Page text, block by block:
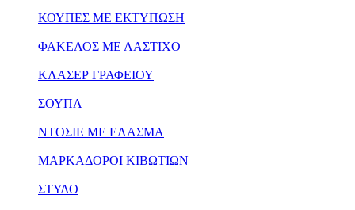
ΚΟΥΠΕΣ ΜΕ ΕΚΤΥΠΩΣΗ
ΦΑΚΕΛΟΣ ΜΕ ΛΑΣΤΙΧΟ
ΚΛΑΣΕΡ ΓΡΑΦΕΙΟΥ
ΣΟΥΠΛ
ΝΤΟΣΙΕ ΜΕ ΕΛΑΣΜΑ
ΜΑΡΚΑΔΟΡΟΙ ΚΙΒΩΤΙΩΝ
ΣΤΥΛΟ